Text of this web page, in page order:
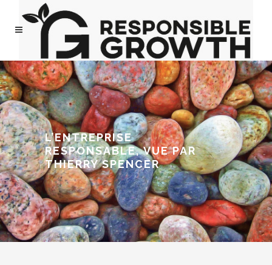
L’ENTREPRISE
RESPONSABLE, VUE PAR
THIERRY SPENCER